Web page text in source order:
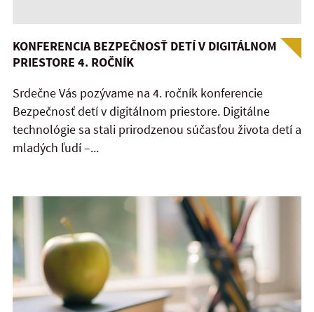
KONFERENCIA BEZPEČNOSŤ DETÍ V DIGITÁLNOM
PRIESTORE 4. ROČNÍK
Srdečne Vás pozývame na 4. ročník konferencie
Bezpečnosť detí v digitálnom priestore. Digitálne
technológie sa stali prirodzenou súčasťou života detí a
mladých ľudí –...